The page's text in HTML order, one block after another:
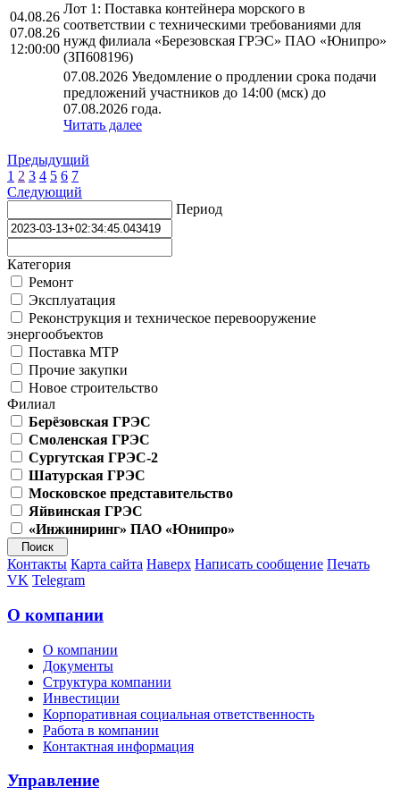
04.08.26
07.08.26
12:00:00
Лот 1: Поставка контейнера морского в
соответствии с техническими требованиями для
нужд филиала «Березовская ГРЭС» ПАО «Юнипро»
(ЗП608196)
07.08.2026 Уведомление о продлении срока подачи
предложений участников до 14:00 (мск) до
07.08.2026 года.
Читать далее
Предыдущий
1 2 3 4 5 6 7
Следующий
Период
Категория
Ремонт
Эксплуатация
Реконструкция и техническое перевооружение
энергообъектов
Поставка МТР
Прочие закупки
Новое строительство
Филиал
Берёзовская ГРЭС
Смоленская ГРЭС
Сургутская ГРЭС-2
Шатурская ГРЭС
Московское представительство
Яйвинская ГРЭС
«Инжиниринг» ПАО «Юнипро»
Контакты Карта сайта Наверх Написать сообщение Печать
VK Telegram
О компании
О компании
Документы
Структура компании
Инвестиции
Корпоративная социальная ответственность
Работа в компании
Контактная информация
Управление